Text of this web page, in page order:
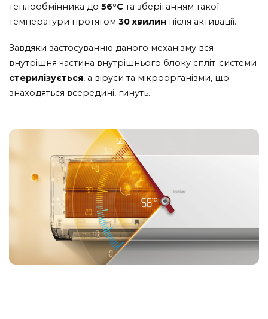
теплообмінника до 56°С та зберіганням такої
температури протягом 30 хвилин після активації.
Завдяки застосуванню даного механізму вся
внутрішня частина внутрішнього блоку спліт-системи
стерилізується, а віруси та мікроорганізми, що
знаходяться всередині, гинуть.